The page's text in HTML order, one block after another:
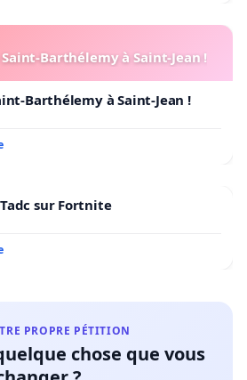
Barthélemy à Saint-Jean !
Barthélemy à Saint-Jean !
sur Fortnite
PROPRE PÉTITION
chose que vous